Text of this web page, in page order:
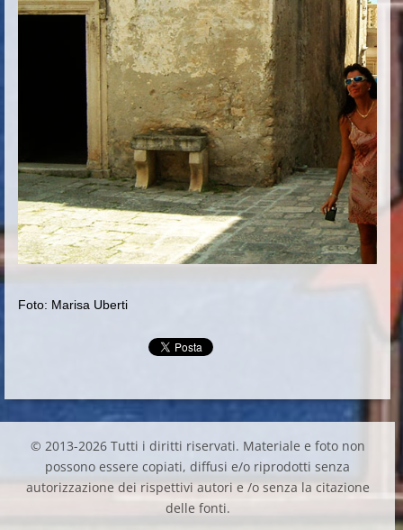
Foto: Marisa Uberti
© 2013-2026 Tutti i diritti riservati. Materiale e foto non
possono essere copiati, diffusi e/o riprodotti senza
autorizzazione dei rispettivi autori e /o senza la citazione
delle fonti.